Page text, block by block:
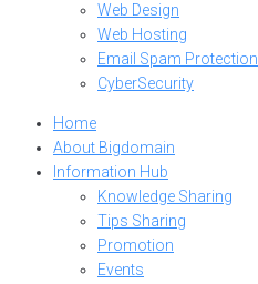
Web Design
Web Hosting
Email Spam Protection
CyberSecurity
Home
About Bigdomain
Information Hub
Knowledge Sharing
Tips Sharing
Promotion
Events